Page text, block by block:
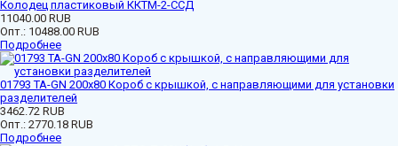
Колодец пластиковый ККТМ-2-ССД
11040.00 RUB
Опт.: 10488.00 RUB
Подробнее
01793 ТА-GN 200x80 Короб с крышкой, с направляющими для установки
разделителей
3462.72 RUB
Опт.: 2770.18 RUB
Подробнее